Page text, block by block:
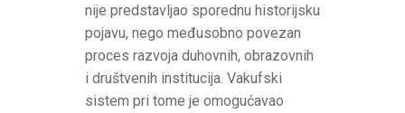
nije predstavljao sporednu historijsku
pojavu, nego međusobno povezan
proces razvoja duhovnih, obrazovnih
i društvenih institucija. Vakufski
sistem pri tome je omogućavao